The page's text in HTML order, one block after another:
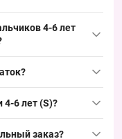
4-6 лет
из Одессы
и пополнения
без подкладки
4-6 лет (S)?
заказ?